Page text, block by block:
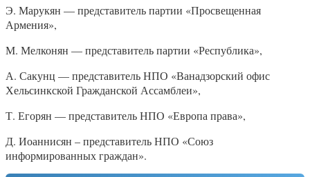
Э. Марукян — представитель партии «Просвещенная
Армения»,
М. Мелконян — представитель партии «Республика»,
А. Сакунц — представитель НПО «Ванадзорский офис
Хельсинкской Гражданской Ассамблеи»,
Т. Егорян — представитель НПО «Европа права»,
Д. Иоаннисян – представитель НПО «Союз
информированных граждан».